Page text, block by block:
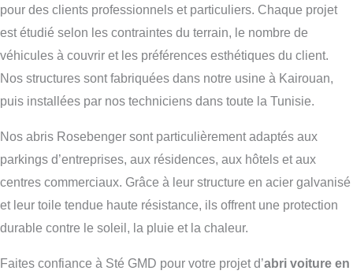
pour des clients professionnels et particuliers. Chaque projet
est étudié selon les contraintes du terrain, le nombre de
véhicules à couvrir et les préférences esthétiques du client.
Nos structures sont fabriquées dans notre usine à Kairouan,
puis installées par nos techniciens dans toute la Tunisie.
Nos abris Rosebenger sont particulièrement adaptés aux
parkings d’entreprises, aux résidences, aux hôtels et aux
centres commerciaux. Grâce à leur structure en acier galvanisé
et leur toile tendue haute résistance, ils offrent une protection
durable contre le soleil, la pluie et la chaleur.
Faites confiance à Sté GMD pour votre projet d’abri voiture en